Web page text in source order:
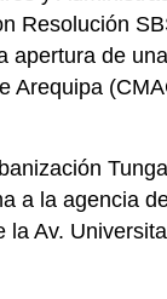
Resolución
apertura de
Arequipa
a la agencia
la Av.